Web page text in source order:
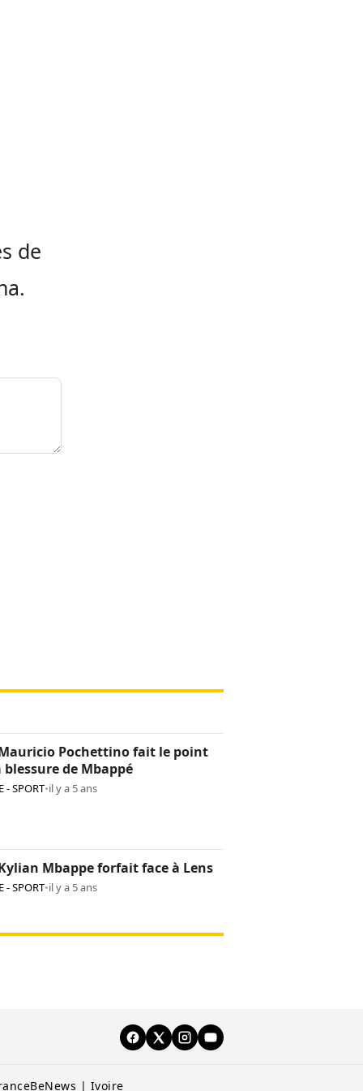
de
Mauricio Pochettino fait le point
blessure de Mbappé
- SPORT•il y a 5 ans
Mbappe forfait face à Lens
- SPORT•il y a 5 ans
BeNews | Ivoire